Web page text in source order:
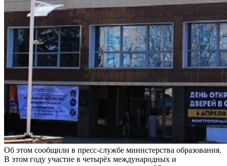
Об этом сообщили в пресс-службе министерства образования.
В этом году участие в четырёх международных и